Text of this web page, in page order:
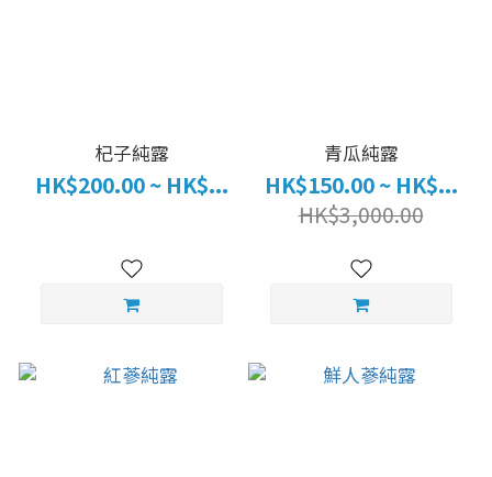
杞子純露
HK$200.00 ~ HK$...
青瓜純露
HK$150.00 ~ HK$...
HK$3,000.00